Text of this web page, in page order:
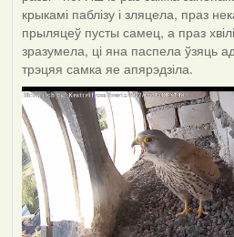
крыкамі паблізу і зляцела, праз
прыляцеў пусты самец, а праз
зразумела, ці яна паспела ўзяць
трэцяя самка яе апярэдзіла.